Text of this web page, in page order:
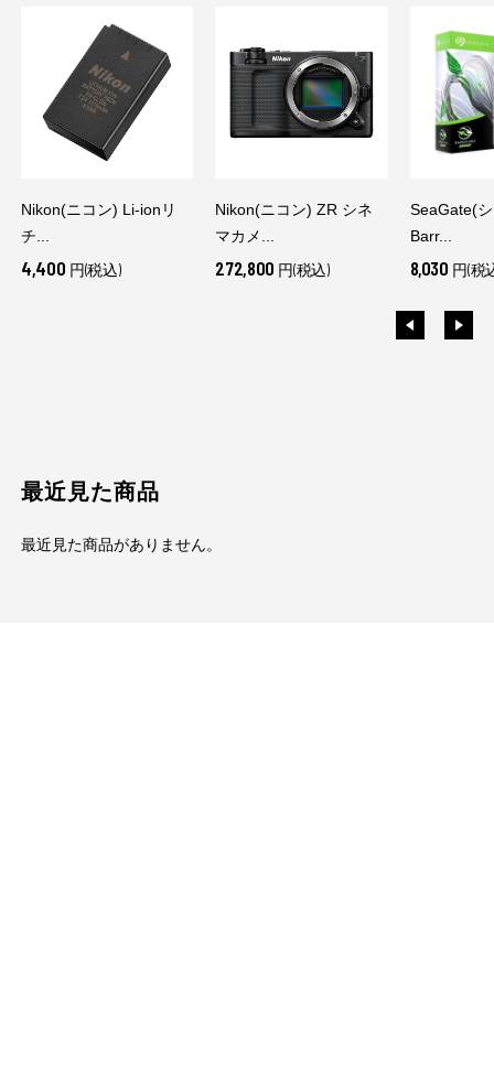
Nikon(ニコン) Li-ionリ
チ...
4,400 円(税込)
Nikon(ニコン) ZR シネ
マカメ...
272,800 円(税込)
SeaGate(
Barr...
8,030 円(税
最近見た商品
最近見た商品がありません。